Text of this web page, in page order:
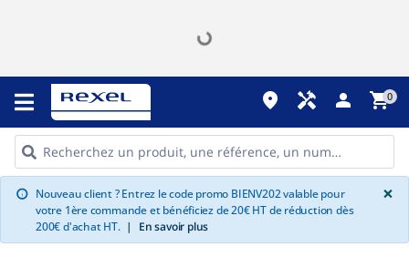
place handyman person shopping_cart0
info Nouveau client ? Entrez le code promo BIENV202 valable pour
votre 1ère commande et bénéficiez de 20€ HT de réduction dès
200€ d'achat HT. | En savoir plus
×